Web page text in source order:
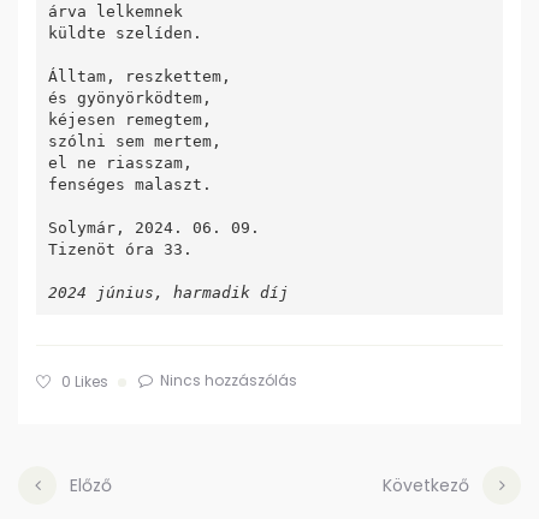
árva lelkemnek
küldte szelíden.
Álltam, reszkettem,
és gyönyörködtem,
kéjesen remegtem,
szólni sem mertem,
el ne riasszam,
fenséges malaszt.
Solymár, 2024. 06. 09.
Tizenöt óra 33.
2024 június, harmadik díj
0 Likes Nincs hozzászólás
Előző Következő